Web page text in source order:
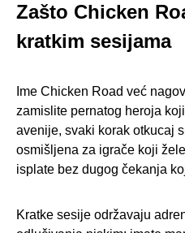
Zašto Chicken
kratkim sesijama
Ime Chicken Road već
zamislite pernatog heroja
avenije, svaki korak otkucaj
osmišljena za igrače koji
isplate bez dugog čekanja
Kratke sesije održavaju